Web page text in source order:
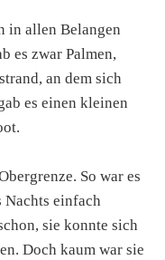
in allen Belangen
es zwar Palmen,
an dem sich
es einen kleinen
So war es
Nachts einfach
sie konnte sich
Doch kaum war sie